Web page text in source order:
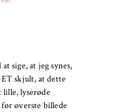
sige, at jeg synes,
skjult, at dette
lille, lyserøde
øverste billede